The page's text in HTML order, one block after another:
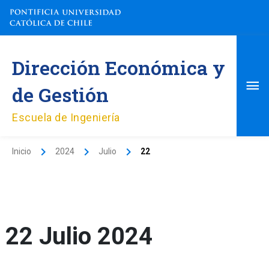
contenido
Dirección Económica y
de Gestión
Escuela de Ingeniería
Inicio 2024 Julio 22
22 Julio 2024